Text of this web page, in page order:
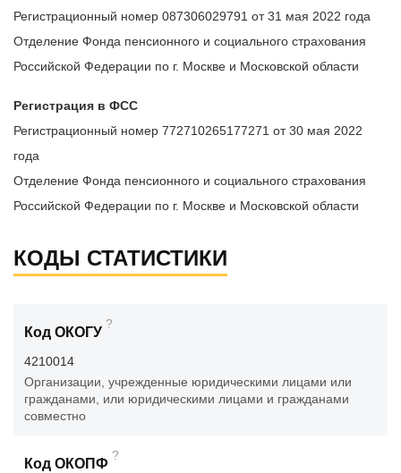
Регистрационный номер 087306029791 от 31 мая 2022 года
Отделение Фонда пенсионного и социального страхования
Российской Федерации по г. Москве и Московской области
Регистрация в ФСС
Регистрационный номер 772710265177271 от 30 мая 2022
года
Отделение Фонда пенсионного и социального страхования
Российской Федерации по г. Москве и Московской области
КОДЫ СТАТИСТИКИ
Код ОКОГУ
?
4210014
Организации, учрежденные юридическими лицами или
гражданами, или юридическими лицами и гражданами
совместно
Код ОКОПФ
?